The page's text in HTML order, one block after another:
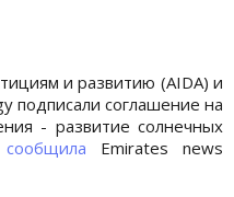
и развитию (AIDA) и
подписали соглашение на
- развитие солнечных
сообщила Emirates news